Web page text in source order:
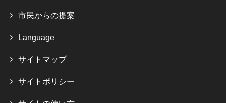
市民からの提案
Language
サイトマップ
サイトポリシー